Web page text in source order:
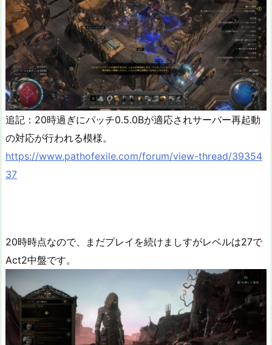
追記：20時過ぎにパッチ0.5.0Bが適応されサーバー再起動
の対応が行われる模様。
https://www.pathofexile.com/forum/view-thread/39354
37
20時時点なので、まだプレイを続けましすがレベルは27で
Act2中盤です。